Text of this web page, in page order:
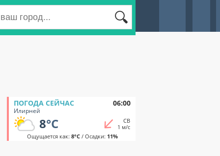
ПОГОДА СЕЙЧАС 06:00
Илирней
8°C
СВ
1 м/с
Ощущается как: 8°C/ Осадки: 11%